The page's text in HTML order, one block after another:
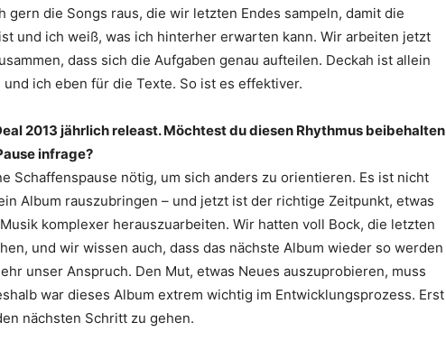
gern die Songs raus, die wir letzten Endes sampeln, damit die
und ich weiß, was ich hinterher erwarten kann. Wir arbeiten jetzt
dass sich die Aufgaben genau aufteilen. Deckah ist allein
ich eben für die Texte. So ist es effektiver.
2013 jährlich releast. Möchtest du diesen Rhythmus beibehalten
infrage?
Schaffenspause nötig, um sich anders zu orientieren. Es ist nicht
Album rauszubringen – und jetzt ist der richtige Zeitpunkt, etwas
komplexer herauszuarbeiten. Wir hatten voll Bock, die letzten
und wir wissen auch, dass das nächste Album wieder so werden
unser Anspruch. Den Mut, etwas Neues auszuprobieren, muss
war dieses Album extrem wichtig im Entwicklungsprozess. Erst
nächsten Schritt zu gehen.